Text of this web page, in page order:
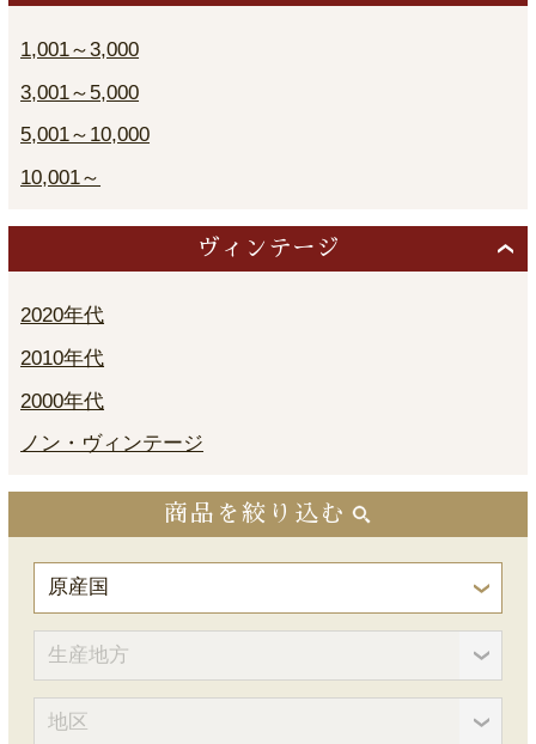
1,001～3,000
3,001～5,000
5,001～10,000
10,001～
ヴィンテージ
2020年代
2010年代
2000年代
ノン・ヴィンテージ
商品を絞り込む